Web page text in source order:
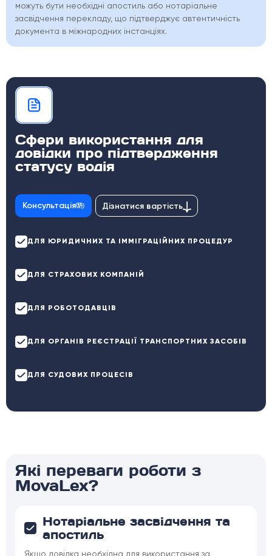
можуть бути необхідні апостиль або нотаріальне
засвідчення перекладу, що підтверджує автентичність
документа в міжнародних інстанціях.
Сфери використання для
довідки про підтвердження
статусу водія
Консультація Дізнатися вартість
ДЛЯ ЮРИДИЧНИХ ТА ІММІГРАЦІЙНИХ ПРОЦЕДУР
ДЛЯ СТРАХОВИХ КОМПАНІЙ
ДЛЯ РОБОТОДАВЦІВ
ДЛЯ ОРГАНІВ РЕЄСТРАЦІЇ ТРАНСПОРТНИХ ЗАСОБІВ
ДЛЯ СУДОВИХ ПРОЦЕСІВ
Які переваги роботи з
MovaLex?
Нотаріальне засвідчення та
апостиль
Якщо довідка необхідна для використання за